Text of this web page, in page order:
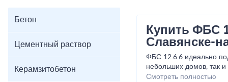
Бетон
Цементный раствор
Керамзитобетон
Купить ФБС
Славянске-
ФБС 12.6.6 идеально
небольших домов, так
объектов. Приобретая
Смотреть полностью